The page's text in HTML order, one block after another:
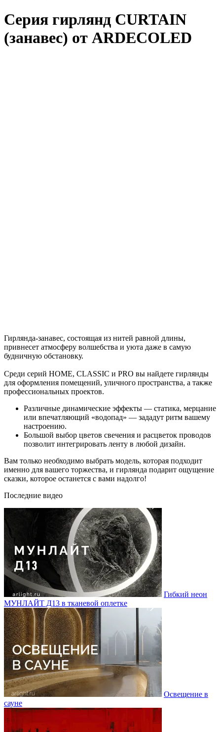
Серия гирлянд CURTAIN
(занавес) от ARDECOLED
Гирлянда-занавес, состоящая из нитей равной длины,
привнесет атмосферу волшебства и уюта даже в самую
будничную обстановку.
Среди серий HOME, CLASSIC и PRO вы найдете гирлянды
для оформления помещений, уличного пространства, а также
профессиональных проектов.
Различные динамические эффекты — статика, мерцание
или впечатляющий «водопад» — зададут ритм вашему
настроению.
Большой выбор цветов свечения и расцветок проводов
позволит интегрировать ленту в любой дизайн.
Вам только необходимо выбрать модель, которая подходит
именно для вашего торжества, и гирлянда подарит ощущение
сказки, которое останется с вами надолго!
Последние видео
Гибкий неон
МУНЛАЙТ Д13 в тканевой оплетке
Освещение в
сауне